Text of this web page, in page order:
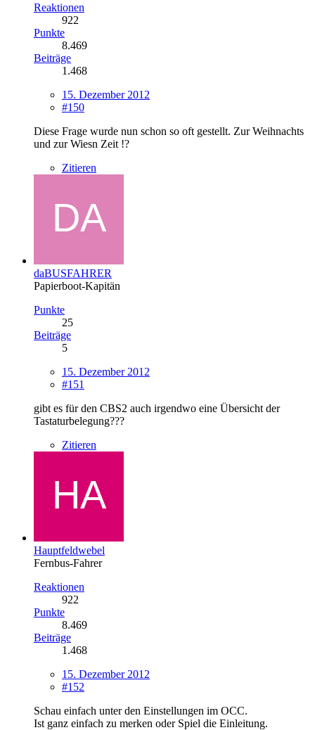
Reaktionen
922
Punkte
8.469
Beiträge
1.468
15. Dezember 2012
#150
Diese Frage wurde nun schon so oft gestellt. Zur Weihnachts
und zur Wiesn Zeit !?
Zitieren
daBUSFAHRER
Papierboot-Kapitän
Punkte
25
Beiträge
5
15. Dezember 2012
#151
gibt es für den CBS2 auch irgendwo eine Übersicht der
Tastaturbelegung???
Zitieren
Hauptfeldwebel
Fernbus-Fahrer
Reaktionen
922
Punkte
8.469
Beiträge
1.468
15. Dezember 2012
#152
Schau einfach unter den Einstellungen im OCC.
Ist ganz einfach zu merken oder Spiel die Einleitung.